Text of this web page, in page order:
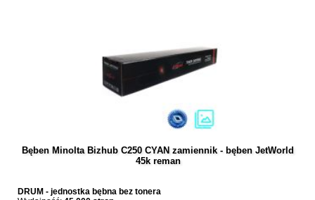
Bęben Minolta Bizhub C250 CYAN zamiennik - bęben JetWorld
45k reman
DRUM - jednostka bębna bez tonera